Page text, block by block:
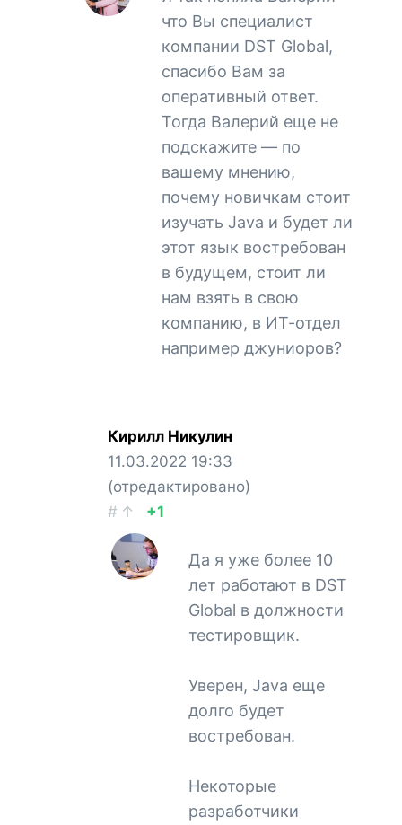
что Вы специалист
компании DST Global,
спасибо Вам за
оперативный ответ.
Тогда Валерий еще не
подскажите — по
вашему мнению,
почему новичкам стоит
изучать Java и будет ли
этот язык востребован
в будущем, стоит ли
нам взять в свою
компанию, в ИТ-отдел
например джуниоров?
Кирилл Никулин
11.03.2022 19:33
(отредактировано)
# ↑ +1
Да я уже более 10
лет работают в DST
Global в должности
тестировщик.
Уверен, Java еще
долго будет
востребован.
Некоторые
разработчики